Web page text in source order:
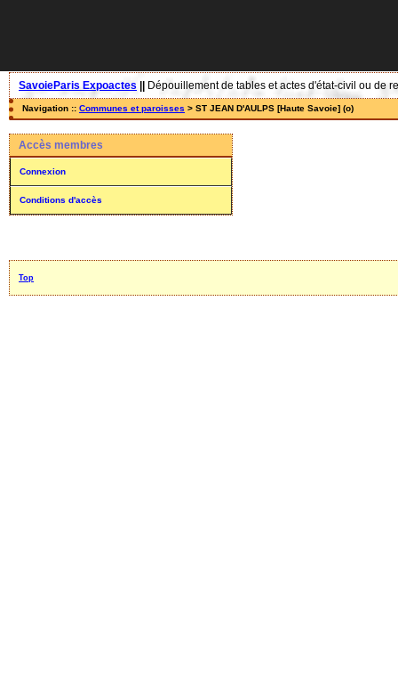
SavoieParis Expoactes Dépouillement de tables et actes d'état-civil ou de
Navigation :: Communes et paroisses > ST JEAN D'AULPS [Haute Savoie] (o)
Accès membres
Connexion
Conditions d'accès
Top